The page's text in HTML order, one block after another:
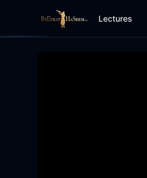
Lectures